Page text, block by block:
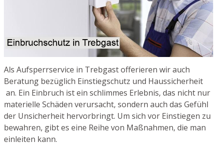
Als Aufsperrservice in Trebgast offerieren wir auch
Beratung bezüglich Einstiegschutz und Haussicherheit
an. Ein Einbruch ist ein schlimmes Erlebnis, das nicht nur
materielle Schäden verursacht, sondern auch das Gefühl
der Unsicherheit hervorbringt. Um sich vor Einstiegen zu
bewahren, gibt es eine Reihe von Maßnahmen, die man
einleiten kann.